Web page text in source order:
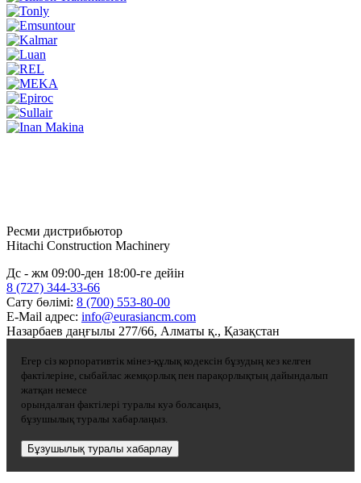
Ресми дистрибьютор
Hitachi Construction Machinery
Дс - жм 09:00-ден 18:00-ге дейін
8 (727) 344-33-66
Сату бөлімі: 8 (700) 553-80-00
E-Mail адрес: info@eurasiancm.com
Назарбаев даңғылы 277/66, Алматы қ., Қазақстан
Егер сіз корпоративтік мінез-құлық кодексін бұзудың кез келген
фактілеріне, сыбайлас жемқорлық пен парақорлықтың дайындалып
жатқан немесе
орындалған фактілері туралы куә болсаңыз,
бұзушылық туралы хабарлаңыз.
Бұзушылық туралы хабарлау